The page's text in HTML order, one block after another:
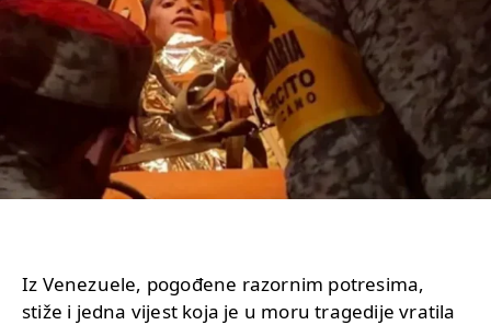
Iz Venezuele, pogođene razornim potresima,
stiže i jedna vijest koja je u moru tragedije vratila